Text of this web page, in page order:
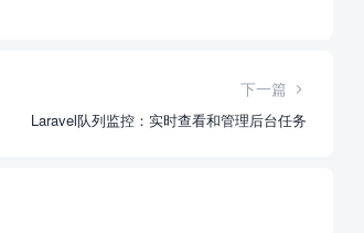
下一篇
Laravel队列监控：实时查看和管理后台任务